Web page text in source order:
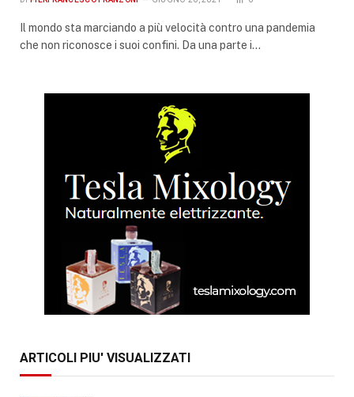
Il mondo sta marciando a più velocità contro una pandemia
che non riconosce i suoi confini. Da una parte i…
ARTICOLI PIU' VISUALIZZATI